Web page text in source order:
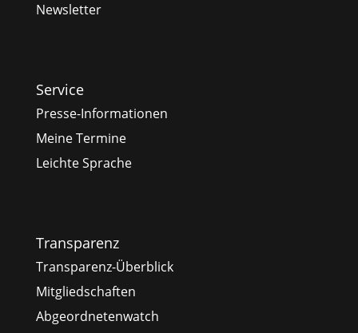
Newsletter
Service
Presse-Informationen
Meine Termine
Leichte Sprache
Transparenz
Transparenz-Überblick
Mitgliedschaften
Abgeordnetenwatch